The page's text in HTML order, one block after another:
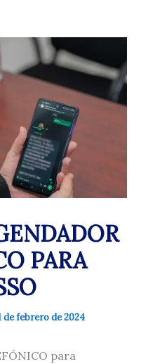
PARA
de febrero de 2024
para